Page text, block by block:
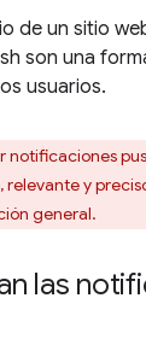
de un sitio
son una
usuarios.
notificaciones
y
general.
las